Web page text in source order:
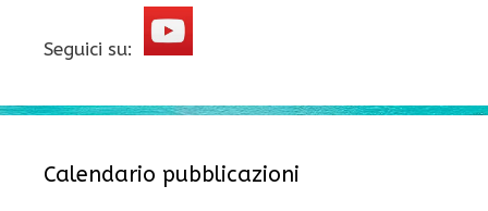
Seguici su:
Calendario pubblicazioni